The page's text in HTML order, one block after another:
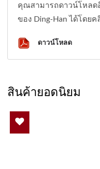
คุณสามารถดาวน์โหล
ของ Ding-Han ได้โดย
ดาวน์โหลด
สินค้ายอดนิยม